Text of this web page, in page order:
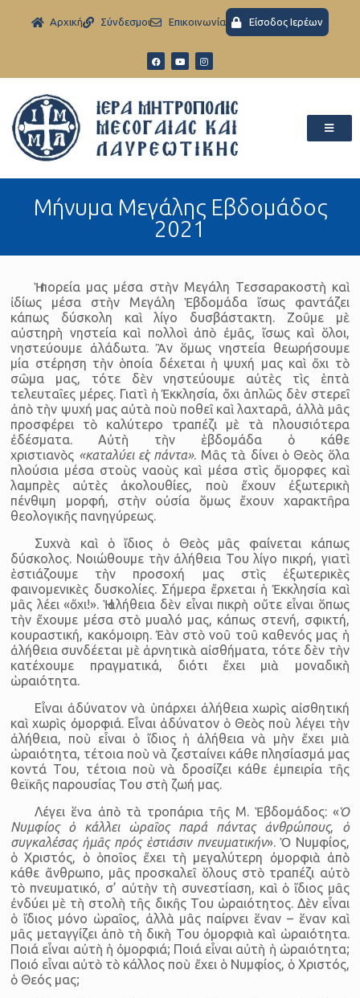
Aρχική Σύνδεσμοι Eπικοινωνία Είσοδος Ιερέων
Μήνυμα Μεγάλης Εβδομάδος
2021
Ἡ πορεία μας μέσα στὴν Μεγάλη Τεσσαρακοστὴ καὶ
ἰδίως μέσα στὴν Μεγάλη Ἑβδομάδα ἴσως φαντάζει
κάπως δύσκολη καὶ λίγο δυσβάστακτη. Ζοῦμε μὲ
αὐστηρὴ νηστεία καὶ πολλοὶ ἀπὸ ἐμᾶς, ἴσως καὶ ὅλοι,
νηστεύουμε ἀλάδωτα. Ἂν ὅμως νηστεία θεωρήσουμε
μία στέρηση τὴν ὁποία δέχεται ἡ ψυχή μας καὶ ὄχι τὸ
σῶμα μας, τότε δὲν νηστεύουμε αὐτὲς τὶς ἑπτὰ
τελευταῖες μέρες. Γιατὶ ἡ Ἐκκλησία, ὄχι ἁπλῶς δὲν στερεῖ
ἀπὸ τὴν ψυχή μας αὐτὰ ποὺ ποθεῖ καὶ λαχταρᾶ, ἀλλὰ μᾶς
προσφέρει τὸ καλύτερο τραπέζι μὲ τὰ πλουσιότερα
ἐδέσματα. Αὐτὴ τὴν ἑβδομάδα ὁ κάθε
χριστιανὸς «καταλύει εἰς πάντα». Μᾶς τὰ δίνει ὁ Θεὸς ὅλα
πλούσια μέσα στοὺς ναοὺς καὶ μέσα στὶς ὄμορφες καὶ
λαμπρὲς αὐτὲς ἀκολουθίες, ποὺ ἔχουν ἐξωτερικὴ
πένθιμη μορφή, στὴν οὐσία ὅμως ἔχουν χαρακτῆρα
θεολογικῆς πανηγύρεως.
Συχνὰ καὶ ὁ ἴδιος ὁ Θεὸς μᾶς φαίνεται κάπως
δύσκολος. Νοιώθουμε τὴν ἀλήθεια Του λίγο πικρή, γιατὶ
ἑστιάζουμε τὴν προσοχή μας στὶς ἐξωτερικὲς
φαινομενικὲς δυσκολίες. Σήμερα ἔρχεται ἡ Ἐκκλησία καὶ
μᾶς λέει «ὄχι!». Ἡ ἀλήθεια δὲν εἶναι πικρὴ οὔτε εἶναι ὅπως
τὴν ἔχουμε μέσα στὸ μυαλό μας, κάπως στενή, σφικτή,
κουραστική, κακόμοιρη. Ἐὰν στὸ νοῦ τοῦ καθενός μας ἡ
ἀλήθεια συνδέεται μὲ ἀρνητικὰ αἰσθήματα, τότε δὲν τὴν
κατέχουμε πραγματικά, διότι ἔχει μιὰ μοναδικὴ
ὡραιότητα.
Εἶναι ἀδύνατον νὰ ὑπάρχει ἀλήθεια χωρὶς αἰσθητική
καὶ χωρὶς ὀμορφιά. Εἶναι ἀδύνατον ὁ Θεὸς ποὺ λέγει τὴν
ἀλήθεια, ποὺ εἶναι ὁ ἴδιος ἡ ἀλήθεια νὰ μὴν ἔχει μιὰ
ὡραιότητα, τέτοια ποὺ νὰ ζεσταίνει κάθε πλησίασμά μας
κοντά Του, τέτοια ποὺ νὰ δροσίζει κάθε ἐμπειρία τῆς
θεϊκῆς παρουσίας Του στὴ ζωή μας.
Λέγει ἕνα ἀπὸ τὰ τροπάρια τῆς Μ. Ἑβδομάδος: «Ὁ
Νυμφίος ὁ κάλλει ὡραῖος παρά πάντας ἀνθρώπους, ὁ
συγκαλέσας ἡμᾶς πρός ἑστιάσιν πνευματικήν». Ὁ Nυμφίος,
ὁ Χριστός, ὁ ὁποῖος ἔχει τὴ μεγαλύτερη ὀμορφιὰ ἀπὸ
κάθε ἄνθρωπο, μᾶς προσκαλεῖ ὅλους στὸ τραπέζι αὐτὸ
τὸ πνευματικό, σ’ αὐτὴν τὴ συνεστίαση, καὶ ὁ ἴδιος μᾶς
ἐνδύει μὲ τὴ στολὴ τῆς δικῆς Του ὡραιότητος. Δὲν εἶναι
ὁ ἴδιος μόνο ὡραῖος, ἀλλὰ μᾶς παίρνει ἕναν – ἕναν καὶ
μᾶς μεταγγίζει ἀπὸ τὴ δικὴ Του ὀμορφιὰ καὶ ὡραιότητα.
Ποιά εἶναι αὐτὴ ἡ ὀμορφιά; Ποιά εἶναι αὐτὴ ἡ ὡραιότητα;
Ποιό εἶναι αὐτὸ τὸ κάλλος ποὺ ἔχει ὁ Νυμφίος, ὁ Χριστός,
ὁ Θεός μας;